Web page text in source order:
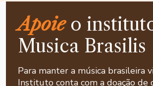
Apoieo
Musica Brasilis
Para manter a música brasileira
Instituto conta com a doação de